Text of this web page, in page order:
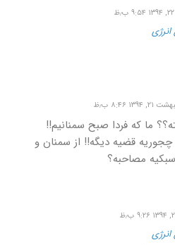
۱۳۹۴ ۸:۴۶ ب٫ظ
ما که فردا صبح سمنانیم!!
چجوریه قضیه دیگه!! از سمنان و
مصاحبه؟